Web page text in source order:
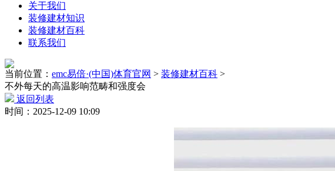
关于我们
装修建材知识
装修建材百科
联系我们
当前位置： emc易倍·(中国)体育官网 > 装修建材百科 >
不外每天的高温影响范畴和强度会
返回列表
时间：2025-12-09 10:09